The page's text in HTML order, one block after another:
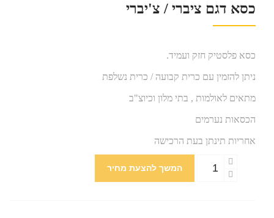
כסא דגם ציברי / צ'יברי
כסא פלסטיק חזק ועמיד.
ניתן להזמין עם כרית קבועה / כרית נשלפת
מתאים לאולמות , בתי מלון וכיוצ"ב
הכסאות נערמים
אחריות תינתן בעת הרכישה
המשך להצעת מחיר